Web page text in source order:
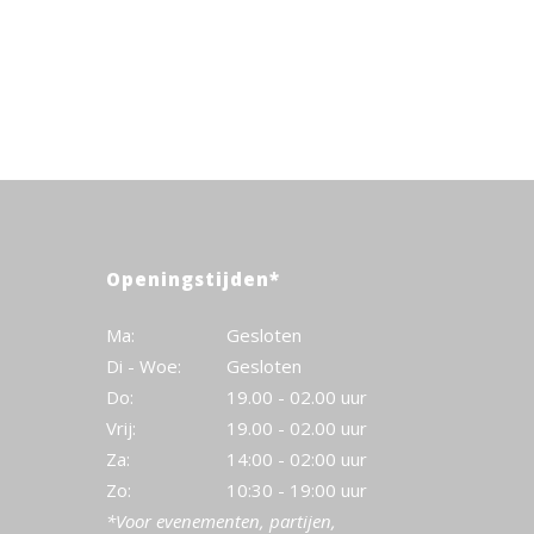
Openingstijden*
Ma:
Gesloten
Di - Woe:
Gesloten
Do:
19.00 - 02.00 uur
Vrij:
19.00 - 02.00 uur
Za:
14:00 - 02:00 uur
Zo:
10:30 - 19:00 uur
*Voor evenementen, partijen,